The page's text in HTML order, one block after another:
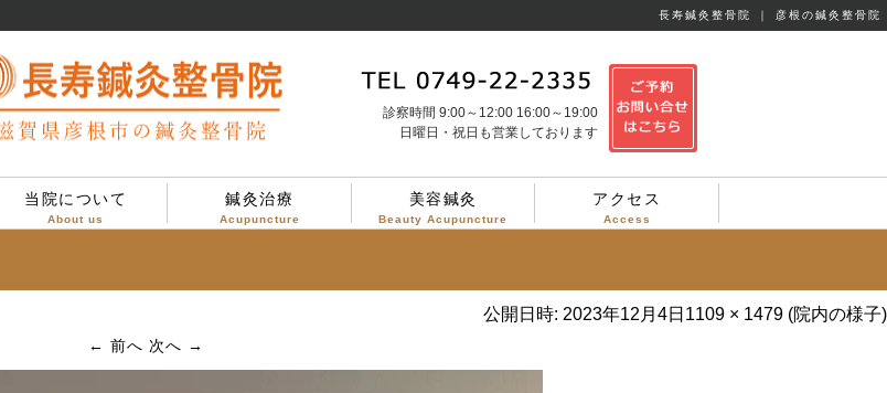
長寿鍼灸整骨院 ｜ 彦根の鍼灸整骨院
診察時間 9:00～12:00 16:00～19:00
日曜日・祝日も営業しております
当院について
About us
鍼灸治療
Acupuncture
美容鍼灸
Beauty Acupuncture
アクセス
Access
公開日時: 2023年12月4日 1109 × 1479 (院内の様子)
← 前へ 次へ →